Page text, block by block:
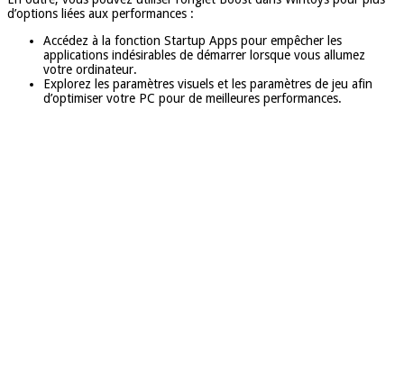
d’options liées aux performances :
Accédez à la fonction Startup Apps pour empêcher les
applications indésirables de démarrer lorsque vous allumez
votre ordinateur.
Explorez les paramètres visuels et les paramètres de jeu afin
d’optimiser votre PC pour de meilleures performances.